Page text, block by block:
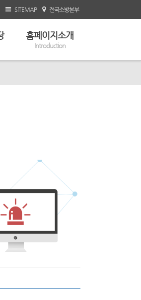
SITEMAP 전국소방본부
홈페이지소개
Introduction